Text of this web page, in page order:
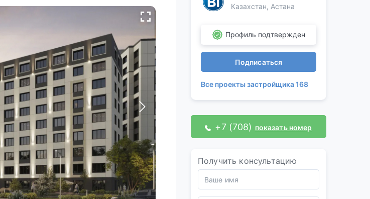
Казахстан, Астана
Профиль подтвержден
Подписаться
Все проекты застройщика 168
+7 (708) показать номер
Получить консультацию